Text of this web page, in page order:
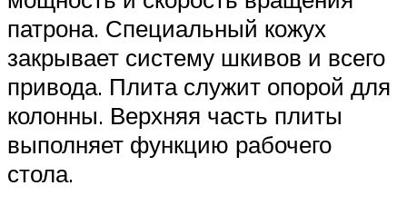
патрона. Специальный кожух
закрывает систему шкивов и всего
привода. Плита служит опорой для
колонны. Верхняя часть плиты
выполняет функцию рабочего
стола.